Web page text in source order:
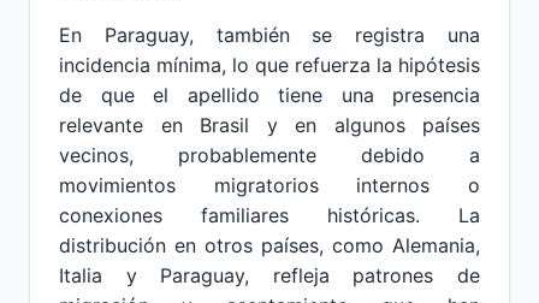
En Paraguay, también se registra una
incidencia mínima, lo que refuerza la hipótesis
de que el apellido tiene una presencia
relevante en Brasil y en algunos países
vecinos, probablemente debido a
movimientos migratorios internos o
conexiones familiares históricas. La
distribución en otros países, como Alemania,
Italia y Paraguay, refleja patrones de